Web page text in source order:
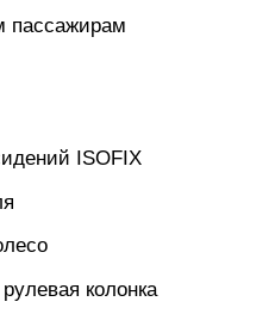
пассажирам
ISOFIX
колонка